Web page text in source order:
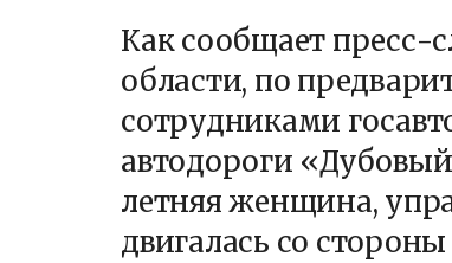
Как сообщает
области, по
сотрудниками
автодороги
летняя женщина,
двигалась со